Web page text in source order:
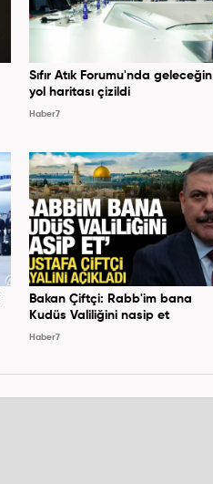
Sıfır Atık Forumu'nda geleceğin
yol haritası çizildi
Haber7
Bakan Çiftçi: Rabb'im bana
Kudüs Valiliğini nasip et
Haber7